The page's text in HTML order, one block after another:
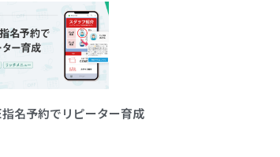
指名予約でリピーター育成